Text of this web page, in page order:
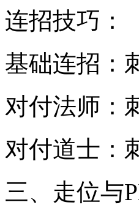
连招技巧：
基础连招
对付法师
对付道士
三、走位与